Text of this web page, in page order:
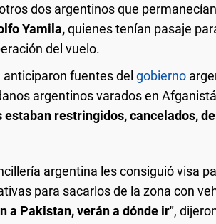
dos argentinos que
Yamila,quienes tenían pasaje
del vuelo.
anticiparon fuentes del gobierno
argentinos varados en
estaban restringidos, cancelados,
argentina les consiguió visa
para sacarlos de la zona con
a Pakistan, verán a dónde ir",